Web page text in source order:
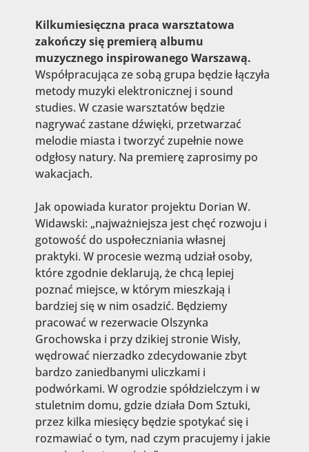
Kilkumiesięczna praca warsztatowa
zakończy się premierą albumu
muzycznego inspirowanego Warszawą.
Współpracująca ze sobą grupa będzie łączyła
metody muzyki elektronicznej i sound
studies. W czasie warsztatów będzie
nagrywać zastane dźwięki, przetwarzać
melodie miasta i tworzyć zupełnie nowe
odgłosy natury. Na premierę zaprosimy po
wakacjach.
Jak opowiada kurator projektu Dorian W.
Widawski: „najważniejsza jest chęć rozwoju i
gotowość do uspołeczniania własnej
praktyki. W procesie wezmą udział osoby,
które zgodnie deklarują, że chcą lepiej
poznać miejsce, w którym mieszkają i
bardziej się w nim osadzić. Będziemy
pracować w rezerwacie Olszynka
Grochowska i przy dzikiej stronie Wisły,
wędrować nierzadko zdecydowanie zbyt
bardzo zaniedbanymi uliczkami i
podwórkami. W ogrodzie spółdzielczym i w
stuletnim domu, gdzie działa Dom Sztuki,
przez kilka miesięcy będzie spotykać się i
rozmawiać o tym, nad czym pracujemy i jakie